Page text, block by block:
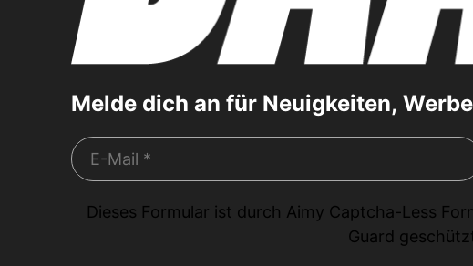
Melde dich an für Neuigkeiten,
Dieses Formular ist durch Aimy Captcha-Less
Guard